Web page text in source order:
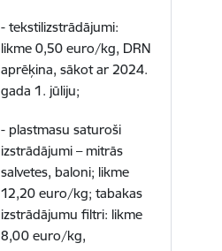
- tekstilizstrādājumi:
likme 0,50 euro/kg, DRN
aprēķina, sākot ar 2024.
gada 1. jūliju;
- plastmasu saturoši
izstrādājumi – mitrās
salvetes, baloni; likme
12,20 euro/kg; tabakas
izstrādājumu filtri: likme
8,00 euro/kg,